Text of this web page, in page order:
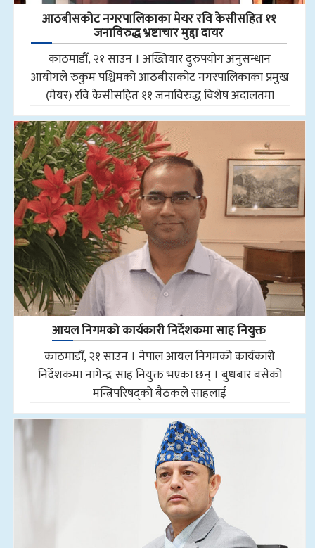
आठबीसकोट नगरपालिकाका मेयर रवि केसीसहित ११
जनाविरुद्ध भ्रष्टाचार मुद्दा दायर
काठमाडौँ, २१ साउन । अख्तियार दुरुपयोग अनुसन्धान
आयोगले रुकुम पश्चिमको आठबीसकोट नगरपालिकाका प्रमुख
(मेयर) रवि केसीसहित ११ जनाविरुद्ध विशेष अदालतमा
आयल निगमको कार्यकारी निर्देशकमा साह नियुक्त
काठमाडौँ, २१ साउन । नेपाल आयल निगमको कार्यकारी
निर्देशकमा नागेन्द्र साह नियुक्त भएका छन् । बुधबार बसेको
मन्त्रिपरिषद्को बैठकले साहलाई